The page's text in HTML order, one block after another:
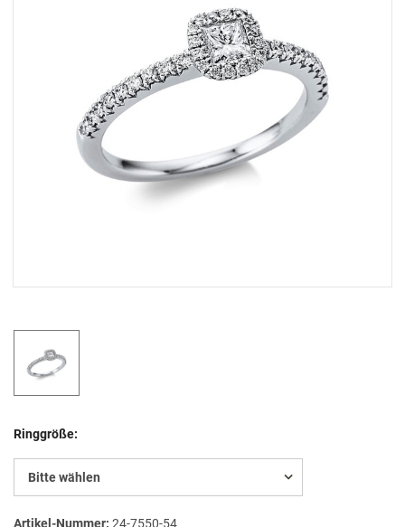
Ringgröße:
Bitte wählen
Artikel-Nummer: 24-7550-54